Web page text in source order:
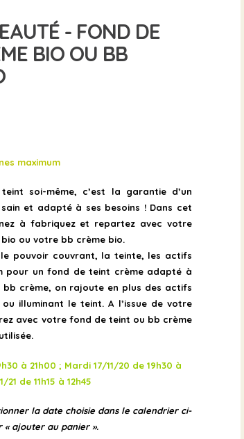
- FOND DE
BIO OU BB
maximum
soi-même, c’est la garantie d’un
et adapté à ses besoins ! Dans cet
à fabriquez et repartez avec votre
ou votre bb crème bio.
le pouvoir couvrant, la teinte, les actifs
pour un fond de teint crème adapté à
bb crème, on rajoute en plus des actifs
illuminant le teint. A l’issue de votre
avec votre fond de teint ou bb crème
à 21h00 ; Mardi 17/11/20 de19h30 à
21 de11h15 à 12h45
la date choisie dans le calendrier ci-
« ajouter au panier ».